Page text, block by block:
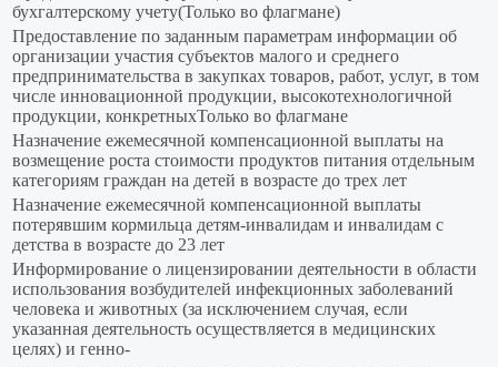
бухгалтерскому учету(Только во флагмане)
Предоставление по заданным параметрам информации об
организации участия субъектов малого и среднего
предпринимательства в закупках товаров, работ, услуг, в том
числе инновационной продукции, высокотехнологичной
продукции, конкретныхТолько во флагмане
Назначение ежемесячной компенсационной выплаты на
возмещение роста стоимости продуктов питания отдельным
категориям граждан на детей в возрасте до трех лет
Назначение ежемесячной компенсационной выплаты
потерявшим кормильца детям-инвалидам и инвалидам с
детства в возрасте до 23 лет
Информирование о лицензировании деятельности в области
использования возбудителей инфекционных заболеваний
человека и животных (за исключением случая, если
указанная деятельность осуществляется в медицинских
целях) и генно-